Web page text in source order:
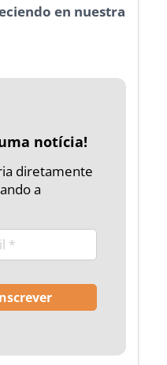
en nuestra
notícia!
diretamente
a